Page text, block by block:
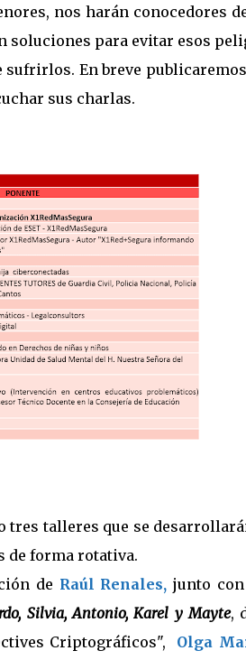
nos harán conocedores
soluciones para evitar esos
En breve
sus charlas.
tres talleres que se
de forma rotativa.
de Raúl Renales, junto con
, Silvia, Antonio, Karel y Mayte,
Criptográficos", Olga